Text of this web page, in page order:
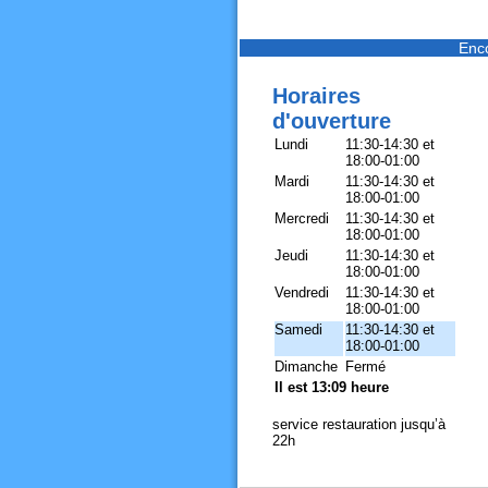
Horaires
d'ouverture
Lundi
11:30-14:30 et
18:00-01:00
Mardi
11:30-14:30 et
18:00-01:00
Mercredi
11:30-14:30 et
18:00-01:00
Jeudi
11:30-14:30 et
18:00-01:00
Vendredi
11:30-14:30 et
18:00-01:00
Samedi
11:30-14:30 et
18:00-01:00
Dimanche
Fermé
Il est 13:09 heure
service restauration jusqu’à
22h